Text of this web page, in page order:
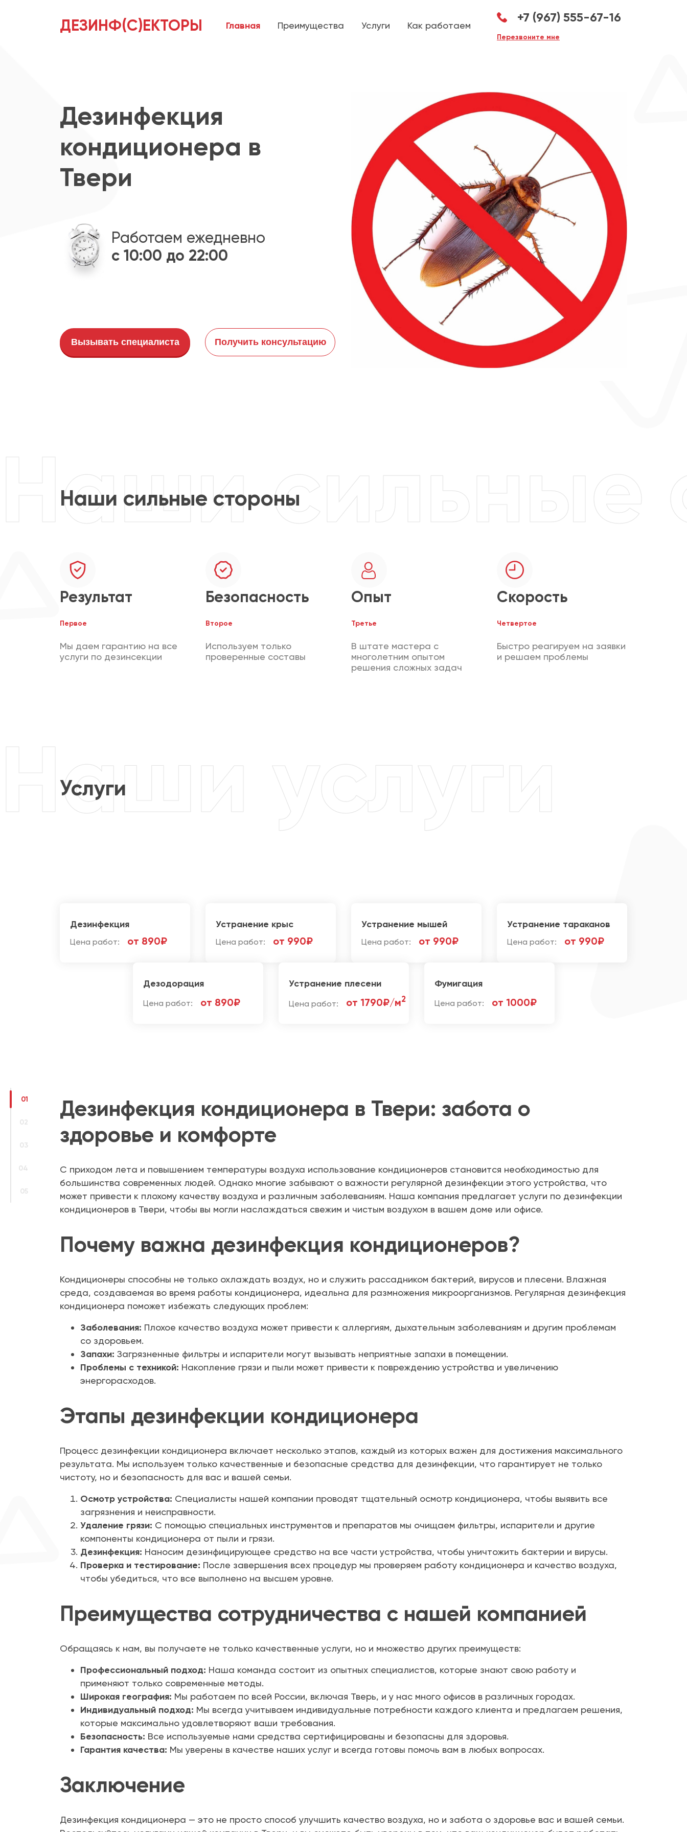
01
02
03
04
05
ДЕЗИНФ(С)ЕКТОРЫ Главная Преимущества Услуги Как работаем
+7 (967) 555-67-16
Перезвоните мне
Дезинфекция
кондиционера в
Твери
Работаем ежедневно
с 10:00 до 22:00
Вызывать специалиста Получить консультацию
Наши сильные стороны
Результат
Первое
Мы даем гарантию на все
услуги по дезинсекции
Безопасность
Второе
Используем только
проверенные составы
Опыт
Третье
В штате мастера с
многолетним опытом
решения сложных задач
Скорость
Четвертое
Быстро реагируем на заявки
и решаем проблемы
Услуги
Дезинфекция
Цена работ: от 890₽
Устранение крыс
Цена работ: от 990₽
Устранение мышей
Цена работ: от 990₽
Устранение тараканов
Цена работ: от 990₽
Дезодорация
Цена работ: от 890₽
Устранение плесени
Цена работ: от 1790₽/м2
Фумигация
Цена работ: от 1000₽
Дезинфекция кондиционера в Твери: забота о
здоровье и комфорте
С приходом лета и повышением температуры воздуха использование кондиционеров становится необходимостью для
большинства современных людей. Однако многие забывают о важности регулярной дезинфекции этого устройства, что
может привести к плохому качеству воздуха и различным заболеваниям. Наша компания предлагает услуги по дезинфекции
кондиционеров в Твери, чтобы вы могли наслаждаться свежим и чистым воздухом в вашем доме или офисе.
Почему важна дезинфекция кондиционеров?
Кондиционеры способны не только охлаждать воздух, но и служить рассадником бактерий, вирусов и плесени. Влажная
среда, создаваемая во время работы кондиционера, идеальна для размножения микроорганизмов. Регулярная дезинфекция
кондиционера поможет избежать следующих проблем:
Заболевания: Плохое качество воздуха может привести к аллергиям, дыхательным заболеваниям и другим проблемам
со здоровьем.
Запахи: Загрязненные фильтры и испарители могут вызывать неприятные запахи в помещении.
Проблемы с техникой: Накопление грязи и пыли может привести к повреждению устройства и увеличению
энергорасходов.
Этапы дезинфекции кондиционера
Процесс дезинфекции кондиционера включает несколько этапов, каждый из которых важен для достижения максимального
результата. Мы используем только качественные и безопасные средства для дезинфекции, что гарантирует не только
чистоту, но и безопасность для вас и вашей семьи.
Осмотр устройства: Специалисты нашей компании проводят тщательный осмотр кондиционера, чтобы выявить все
загрязнения и неисправности.
Удаление грязи: С помощью специальных инструментов и препаратов мы очищаем фильтры, испарители и другие
компоненты кондиционера от пыли и грязи.
Дезинфекция: Наносим дезинфицирующее средство на все части устройства, чтобы уничтожить бактерии и вирусы.
Проверка и тестирование: После завершения всех процедур мы проверяем работу кондиционера и качество воздуха,
чтобы убедиться, что все выполнено на высшем уровне.
Преимущества сотрудничества с нашей компанией
Обращаясь к нам, вы получаете не только качественные услуги, но и множество других преимуществ:
Профессиональный подход: Наша команда состоит из опытных специалистов, которые знают свою работу и
применяют только современные методы.
Широкая география: Мы работаем по всей России, включая Тверь, и у нас много офисов в различных городах.
Индивидуальный подход: Мы всегда учитываем индивидуальные потребности каждого клиента и предлагаем решения,
которые максимально удовлетворяют ваши требования.
Безопасность: Все используемые нами средства сертифицированы и безопасны для здоровья.
Гарантия качества: Мы уверены в качестве наших услуг и всегда готовы помочь вам в любых вопросах.
Заключение
Дезинфекция кондиционера — это не просто способ улучшить качество воздуха, но и забота о здоровье вас и вашей семьи.